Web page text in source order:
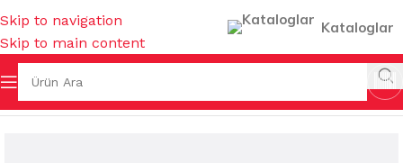
Skip to navigation
Skip to main content
Kataloglar
TEMİZLİK KİMYASALLARI YAĞÇÖZ&KİREÇ ÇÖZ&TUZRUHU